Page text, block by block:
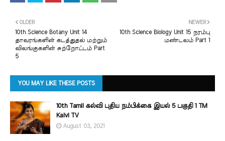
NEWER
10th Science Biology Unit 15 நரம்பு
மண்டலம் Part 1
OLDER
10th Science Botany Unit 14
தாவரங்களின் கடத்துதல் மற்றும்
விலங்குகளின் சுற்றோட்டம் Part
5
YOU MAY LIKE THESE POSTS
10th Tamil கல்வி புதிய நம்பிக்கை இயல் 5 பகுதி 1 TM
Kalvi TV
August 03, 2021